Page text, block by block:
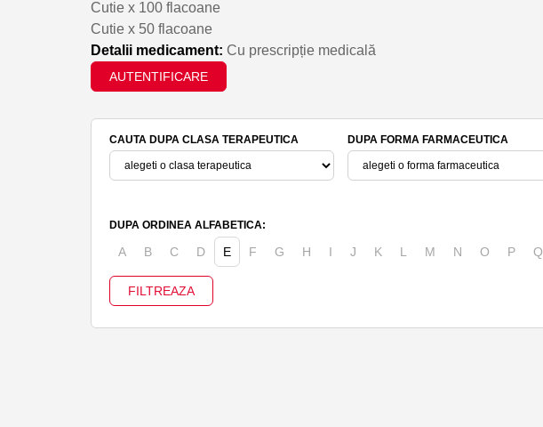
Cutie x 100 flacoane
Cutie x 50 flacoane
Detalii medicament: Cu prescripție medicală
AUTENTIFICARE
CAUTA DUPA CLASA TERAPEUTICA DUPA FORMA FARMACEUTICA
DUPA ORDINEA ALFABETICA:
A B C D E F G H I J K L M N O P Q